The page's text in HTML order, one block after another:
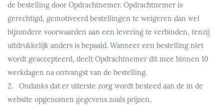
de bestelling door Opdrachtnemer. Opdrachtnemer is
gerechtigd, gemotiveerd bestellingen te weigeren dan wel
bijzondere voorwaarden aan een levering te verbinden, tenzij
uitdrukkelijk anders is bepaald. Wanneer een bestelling niet
wordt geaccepteerd, deelt Opdrachtnemer dit mee binnen 10
werkdagen na ontvangst van de bestelling.
2. Ondanks dat er uiterste zorg wordt besteed aan de in de
website opgenomen gegevens zoals prijzen,